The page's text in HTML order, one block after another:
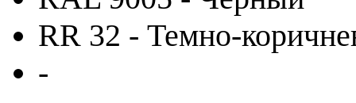
RR 32 - Темно-
-